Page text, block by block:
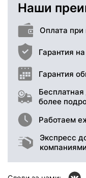
Наши
Оплата при
Гарантия
Гарантия
более
Работаем
Экспресс
компаниями